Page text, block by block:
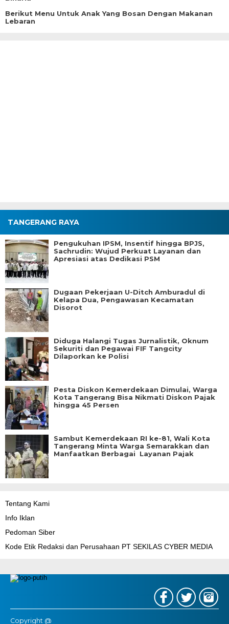
Berikut Menu Untuk Anak Yang Bosan Dengan Makanan
Lebaran
TANGERANG RAYA
Pengukuhan IPSM, Insentif hingga BPJS,
Sachrudin: Wujud Perkuat Layanan dan
Apresiasi atas Dedikasi PSM
Dugaan Pekerjaan U-Ditch Amburadul di
Kelapa Dua, Pengawasan Kecamatan
Disorot
Diduga Halangi Tugas Jurnalistik, Oknum
Sekuriti dan Pegawai FIF Tangcity
Dilaporkan ke Polisi
Pesta Diskon Kemerdekaan Dimulai, Warga
Kota Tangerang Bisa Nikmati Diskon Pajak
hingga 45 Persen
Sambut Kemerdekaan RI ke-81, Wali Kota
Tangerang Minta Warga Semarakkan dan
Manfaatkan Berbagai Layanan Pajak
Tentang Kami
Info Iklan
Pedoman Siber
Kode Etik Redaksi dan Perusahaan PT SEKILAS CYBER MEDIA
Copyright @